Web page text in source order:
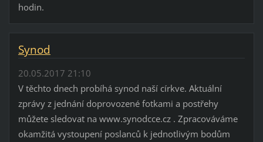
hodin.
Synod
20.05.2017 21:10
V těchto dnech probíhá synod naší církve. Aktuální
zprávy z jednání doprovozené fotkami a postřehy
můžete sledovat na www.synodcce.cz . Zpracováváme
okamžitá vystoupení poslanců k jednotlivým bodům